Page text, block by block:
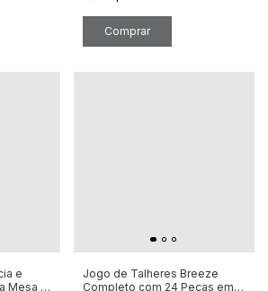
e
Mesa 8
Jogo de Talheres Breeze
Completo com 24 Peças em